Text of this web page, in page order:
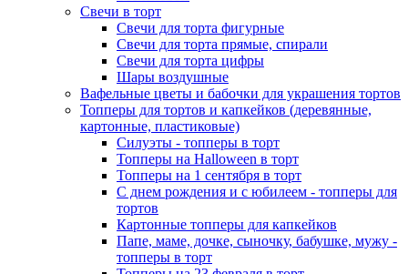
Свечи в торт
Свечи для торта фигурные
Свечи для торта прямые, спирали
Свечи для торта цифры
Шары воздушные
Вафельные цветы и бабочки для украшения тортов
Топперы для тортов и капкейков (деревянные,
картонные, пластиковые)
Силуэты - топперы в торт
Топперы на Halloween в торт
Топперы на 1 сентября в торт
С днем рождения и с юбилеем - топперы для
тортов
Картонные топперы для капкейков
Папе, маме, дочке, сыночку, бабушке, мужу -
топперы в торт